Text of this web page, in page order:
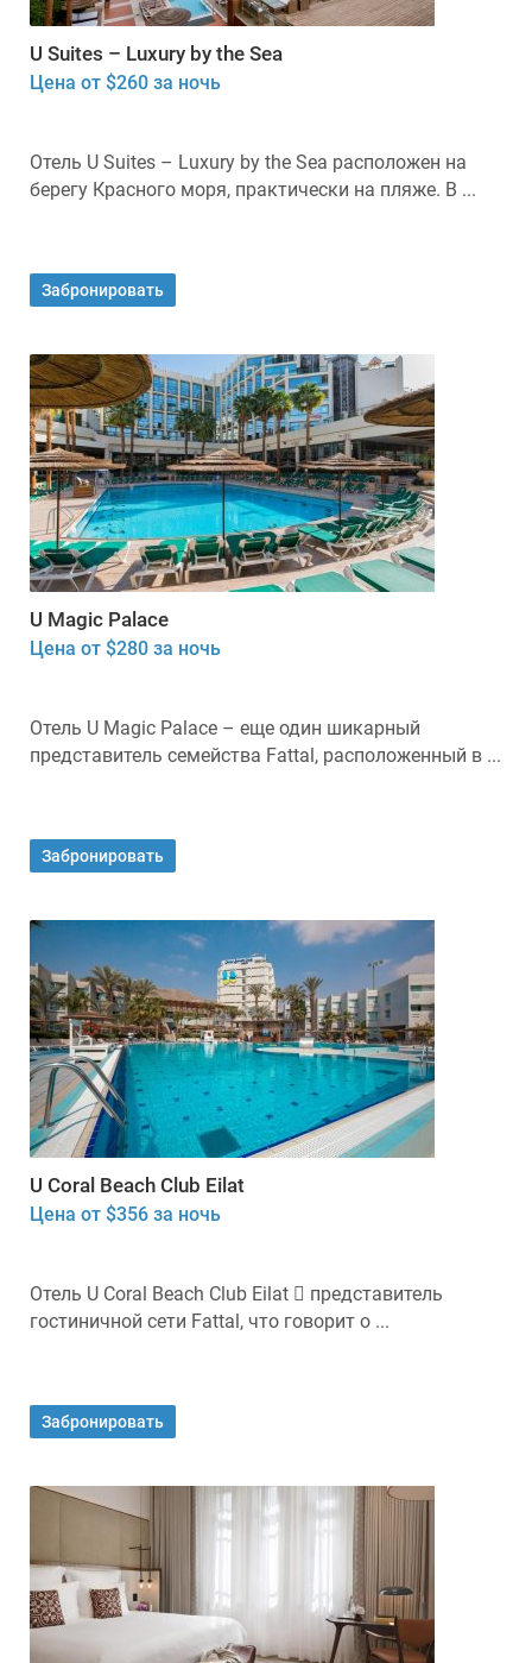
U Suites – Luxury by the Sea
Цена от $260 за ночь
Отель U Suites – Luxury by the Sea расположен на
берегу Красного моря, практически на пляже. В ...
Забронировать
U Magic Palace
Цена от $280 за ночь
Отель U Magic Palace – еще один шикарный
представитель семейства Fattal, расположенный в ...
Забронировать
U Coral Beach Club Eilat
Цена от $356 за ночь
Отель U Coral Beach Club Eilat  представитель
гостиничной сети Fattal, что говорит о ...
Забронировать